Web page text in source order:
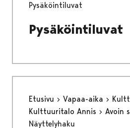
Pysäköintiluvat
Pysäköintiluvat
Etusivu Vapaa-aika
Kulttuuritalo Annis
Avoin
Näyttelyhaku